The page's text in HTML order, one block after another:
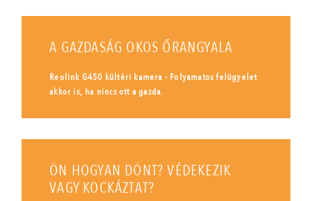
A GAZDASÁG OKOS ŐRANGYALA
Reolink G450 kültéri kamera - Folyamatos felügyelet
akkor is, ha nincs ott a gazda.
ÖN HOGYAN DÖNT? VÉDEKEZIK
VAGY KOCKÁZTAT?